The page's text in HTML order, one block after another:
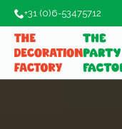
+31 (0)6-53475712